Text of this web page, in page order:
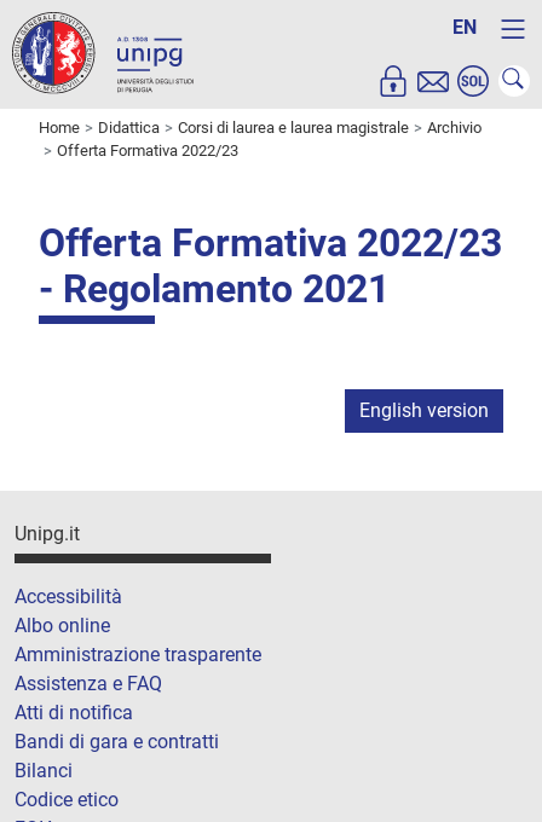
EN
Home Didattica Corsi di laurea e laurea magistrale
Archivio
Offerta Formativa 2022/23
Offerta Formativa 2022/23
- Regolamento 2021
English version
Unipg.it
Accessibilità
Albo online
Amministrazione trasparente
Assistenza e FAQ
Atti di notifica
Bandi di gara e contratti
Bilanci
Codice etico